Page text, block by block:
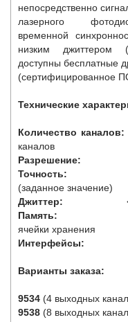
непосредственно
лазерного
временной
низким
доступны бесплатные
(сертифицированное
Технические
Количество каналов:
каналов
Разрешение:
Точность:
1 нс +
(заданное значение)
Джиттер: < 50
Память:
ячейки хранения
Интерфейсы:
USB,
Варианты заказа:
9534 (4 выходных
9538 (8 выходных